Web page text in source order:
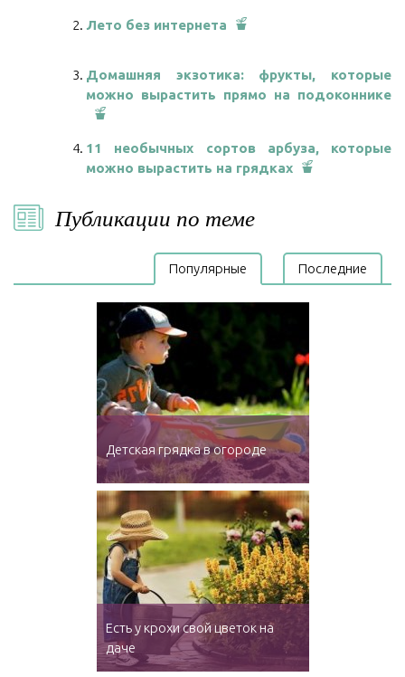
Лето без интернета
Домашняя экзотика: фрукты, которые
можно вырастить прямо на подоконнике
11 необычных сортов арбуза, которые
можно вырастить на грядках
Публикации по теме
Популярные Последние
Детская грядка в огороде
Есть у крохи свой цветок на
даче